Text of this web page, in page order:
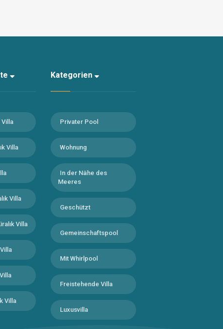
Villa
Villa
Villa
Villa
Villa
Kategorien
Privater Pool
Wohnung
In der Nähe des
Meeres
Geschützt
Gemeinschaftspool
Mit Whirlpool
Freistehende Villa
Luxusvilla